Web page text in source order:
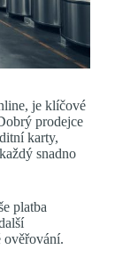
je klíčové
prodejce
karty,
snadno
platba
ověřování.